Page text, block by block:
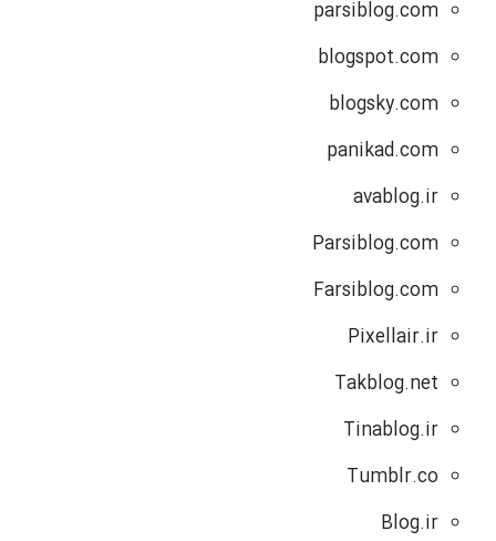
parsiblog.com
blogspot.com
blogsky.com
panikad.com
avablog.ir
Parsiblog.com
Farsiblog.com
Pixellair.ir
Takblog.net
Tinablog.ir
Tumblr.co
Blog.ir